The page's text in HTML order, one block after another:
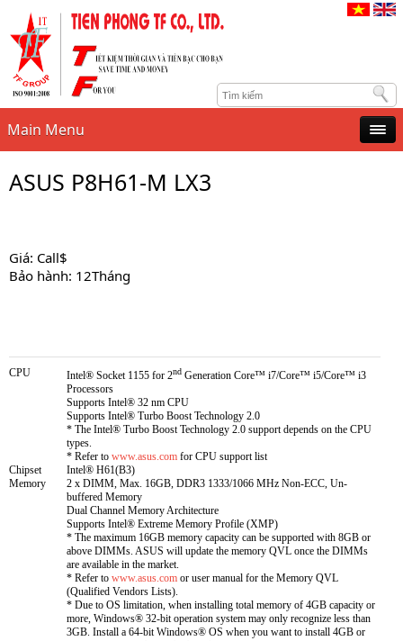
Main Menu
ASUS P8H61-M LX3
Giá: Call$
Bảo hành: 12Tháng
CPU Intel® Socket 1155 for 2nd Generation Core™ i7/Core™ i5/Core™ i3
Processors
Supports Intel® 32 nm CPU
Supports Intel® Turbo Boost Technology 2.0
* The Intel® Turbo Boost Technology 2.0 support depends on the CPU
types.
* Refer towww.asus.com for CPU support list
Chipset
Intel® H61(B3)
Memory
2 x DIMM, Max. 16GB, DDR3 1333/1066 MHz Non-ECC, Un-
buffered Memory
Dual Channel Memory Architecture
Supports Intel® Extreme Memory Profile (XMP)
* The maximum 16GB memory capacity can be supported with 8GB or
above DIMMs. ASUS will update the memory QVL once the DIMMs
are available in the market.
* Refer towww.asus.com or user manual for the Memory QVL
(Qualified Vendors Lists).
* Due to OS limitation, when installing total memory of 4GB capacity or
more, Windows® 32-bit operation system may only recognize less than
3GB. Install a 64-bit Windows® OS when you want to install 4GB or